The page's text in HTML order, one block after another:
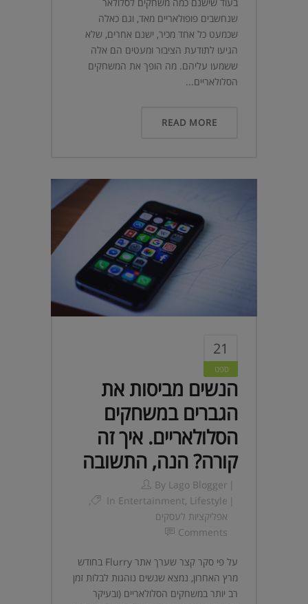
שנחשבים פופולאריים מאד, וגם כאלה
שכמעט כל אחד מכיר, ישנם אחרים, שלא
הגיעו לתודעת הציבור ומעטים הם אלה
ששמעו עליהם. מה הופך את המשחקים
הסלולאריים...
READ MORE
21
ספט
הנשים מביסות את
הגברים במשחקים
הסלולאריים. איך זה
קורה? הנה, התשובה
By
Lago Blogger
In Entertainment Lifestyle
אפליקציות לעסקים
Comments
על פי סקר קצר שערך אתר Flurry בחודש
מרץ האחרון, נמצא שנשים נוהגות לבלות זמן
רב יותר במשחקים הסלולאריים (ובעיקר